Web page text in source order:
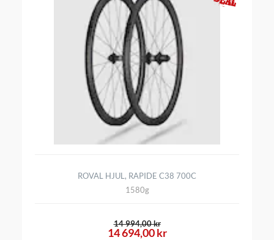
ROVAL HJUL, RAPIDE C38 700C
1580g
14 694,00 kr
14 994,00 kr